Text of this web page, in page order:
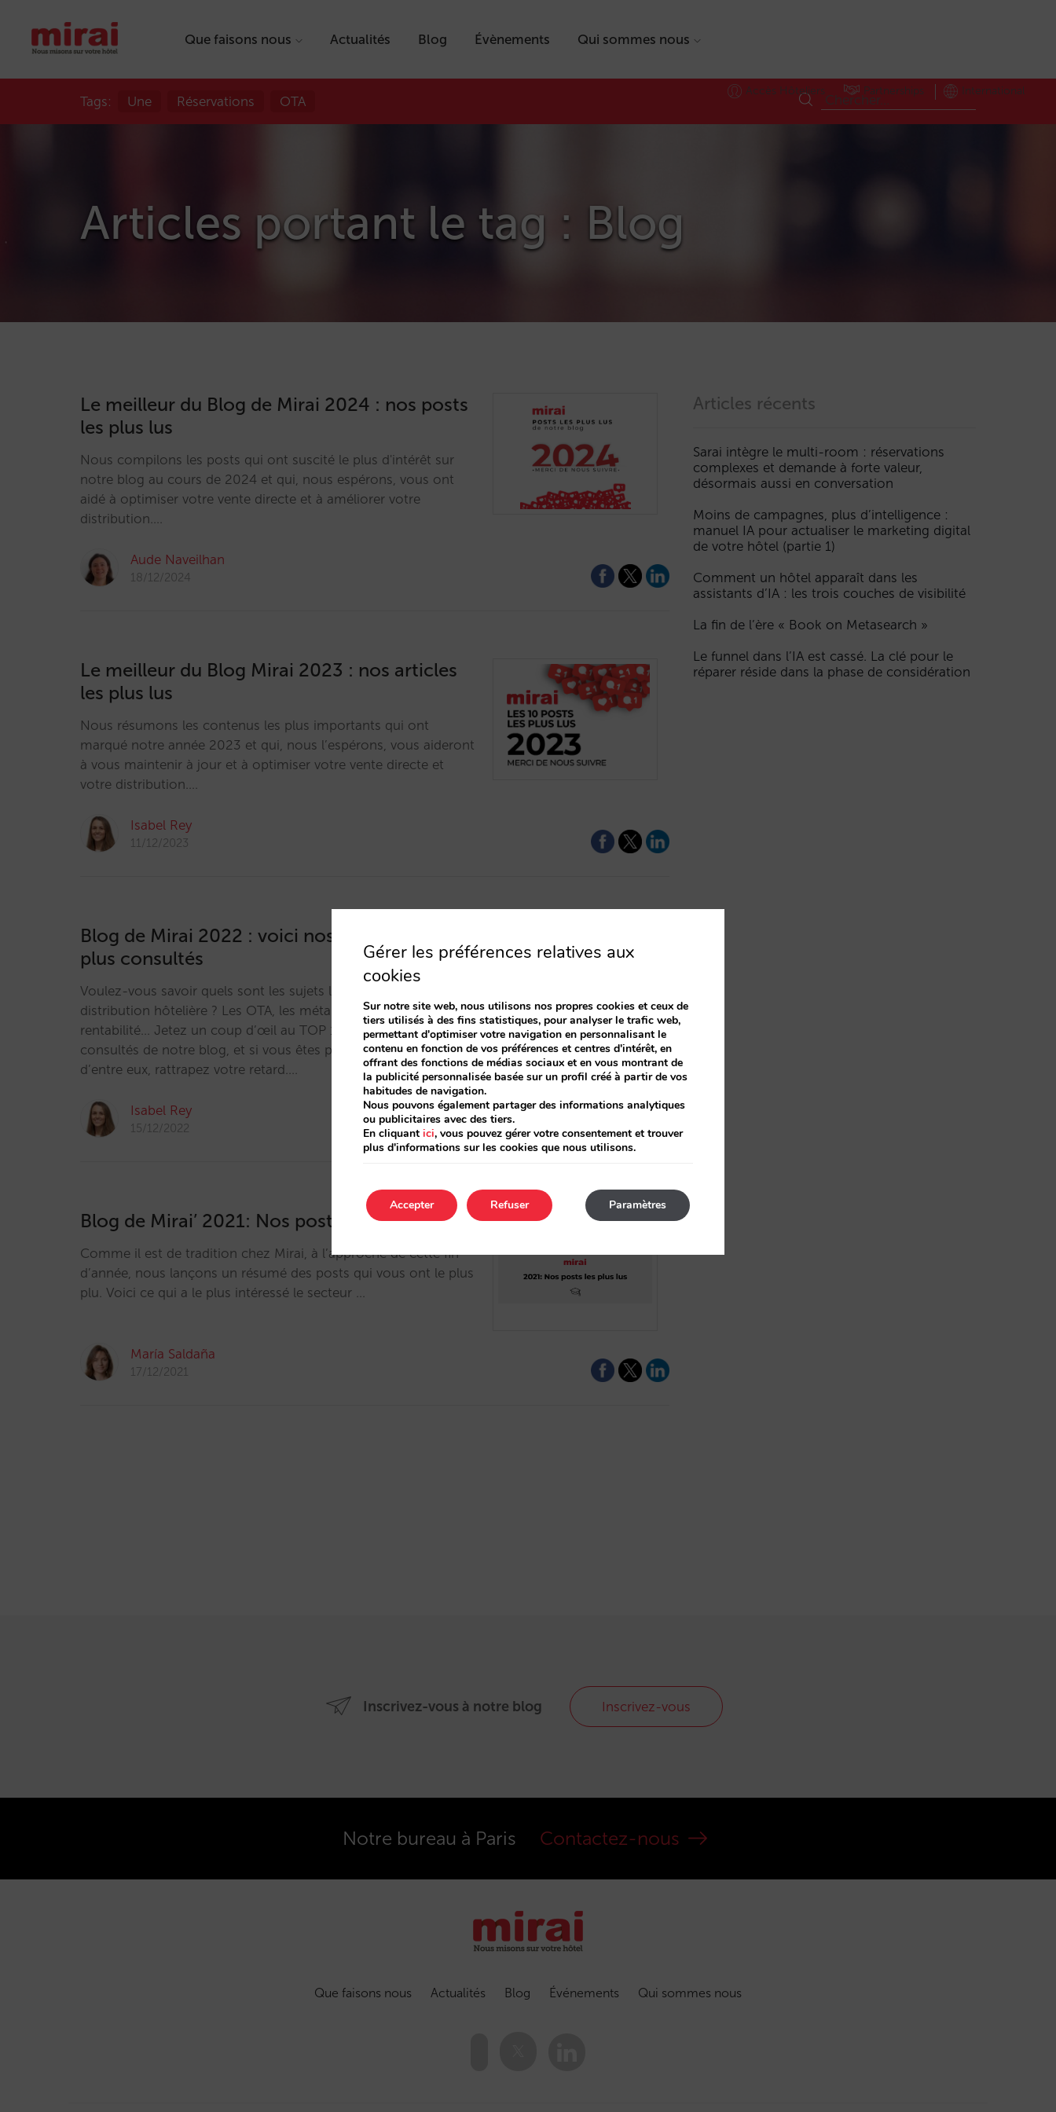
Que faisons nous Actualités Blog Évènements Qui sommes nous
Accès Hôteliers Partnerships International
Tags: Une Réservations OTA
Articles portant le tag : Blog
Le meilleur du Blog de Mirai 2024 : nos posts
les plus lus
Nous compilons les posts qui ont suscité le plus d'intérêt sur
notre blog au cours de 2024 et qui, nous espérons, vous ont
aidé à optimiser votre vente directe et à améliorer votre
distribution.…
Aude Naveilhan
18/12/2024
Le meilleur du Blog Mirai 2023 : nos articles
les plus lus
Nous résumons les contenus les plus importants qui ont
marqué notre année 2023 et qui, nous l’espérons, vous aideront
à vous maintenir à jour et à optimiser votre vente directe et
votre distribution.…
Isabel Rey
11/12/2023
Blog de Mirai 2022 : voici nos 10 posts les
plus consultés
Voulez-vous savoir quels sont les sujets les plus intéressants en
distribution hôtelière ? Les OTA, les méta-moteurs, Google, la
rentabilité… Jetez un coup d’œil au TOP 10 des posts les plus
consultés de notre blog, et si vous êtes passés à côté de l’un
d’entre eux, rattrapez votre retard.…
Isabel Rey
15/12/2022
Blog de Mirai’ 2021: Nos posts les plus lus
Comme il est de tradition chez Mirai, à l’approche de cette fin
d’année, nous lançons un résumé des posts qui vous ont le plus
plu. Voici ce qui a le plus intéressé le secteur …
María Saldaña
17/12/2021
Articles récents
Sarai intègre le multi-room : réservations
complexes et demande à forte valeur,
désormais aussi en conversation
Moins de campagnes, plus d’intelligence :
manuel IA pour actualiser le marketing digital
de votre hôtel (partie 1)
Comment un hôtel apparaît dans les
assistants d’IA : les trois couches de visibilité
La fin de l’ère « Book on Metasearch »
Le funnel dans l’IA est cassé. La clé pour le
réparer réside dans la phase de considération
Inscrivez-vous à notre blog Inscrivez-vous
Notre bureau à Paris Contactez-nous
Que faisons nous Actualités Blog Événements Qui sommes nous
Gérer les préférences relatives aux
cookies
Sur notre site web, nous utilisons nos propres cookies et ceux de
tiers utilisés à des fins statistiques, pour analyser le trafic web,
permettant d'optimiser votre navigation en personnalisant le
contenu en fonction de vos préférences et centres d'intérêt, en
offrant des fonctions de médias sociaux et en vous montrant de
la publicité personnalisée basée sur un profil créé à partir de vos
habitudes de navigation.
Nous pouvons également partager des informations analytiques
ou publicitaires avec des tiers.
En cliquant ici, vous pouvez gérer votre consentement et trouver
plus d'informations sur les cookies que nous utilisons.
Accepter Paramètres
Refuser